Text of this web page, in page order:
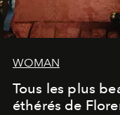
WOMAN
Tous les plus
éthérés de